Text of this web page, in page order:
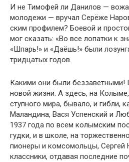
И не Тимофей ли Данилов —
молодежи — вручал Серёже
ским профилем? Боевой и
мог сказать: «Во все лопатки к
«Шпарь!» и «Даёшь!» были
тридцатых годов.
Какими они были беззаветными!
новой жизни. А здесь, на
ступного мира, бывало, и гибли,
Маландина, Вася Успенский и
1937 года по всем колымским
гудки, и в школе, на
пионеры и комсомольцы, Сергей
классники, отдавая последние